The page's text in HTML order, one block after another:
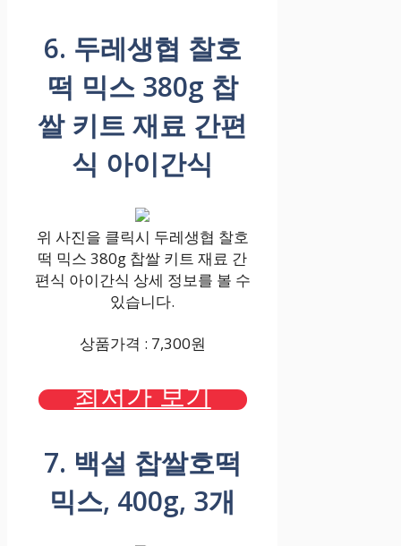
6. 두레생협 찰호
떡 믹스 380g 찹
쌀 키트 재료 간편
식 아이간식
위 사진을 클릭시 두레생협 찰호
떡 믹스 380g 찹쌀 키트 재료 간
편식 아이간식 상세 정보를 볼 수
있습니다.
상품가격 : 7,300원
최저가 보기
7. 백설 찹쌀호떡
믹스, 400g, 3개